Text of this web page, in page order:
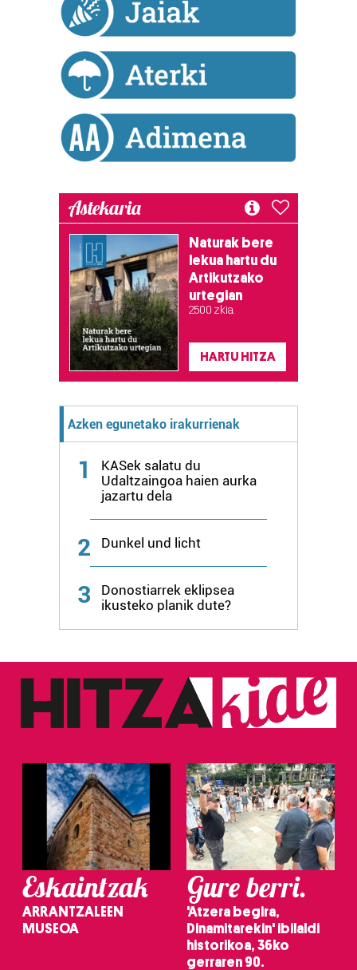
pertsonalizatuak eskaintzeko, iragarkiak eta edukia
neurtzeko, jendeari buruzko informazioa biltzeko eta
produktuak garatzeko. Zure datuak nork eta zertarako
erabiltzen dituen hauta dezakezu.
Bazkide batzuek ez dizute baimenik eskatzen, eta beren
interes komertzial legitimoetan babesten dira. Ikusi gure
bazkideen zerrenda, beren ustez zein helburutarako
dezakezun ikusteko.
buruzko informazio gehiago eta ezarri zure lehentasunak
datuen atalean. Edozein unetan alda edo ken dezakezu
zure baimena Cookieen adierazpenean.
Webgune honek cookie propioak eta hirugarrenen cookie-
fitxategiak erabiltzen ditu. Zure esperientzia eta
zerbitzuak hobetzeko asmoz, cookie teknologiaz
baliatzen gara. Ohar hau onartuz gero, teknologia hori
erabiltzeko baimen esplizitua ematen diguzu.Gehiago
Astekaria
Naturak bere
lekua hartu du
Artikutzako
urtegian
2.500 zkia.
HARTU HITZA
Azken egunetako irakurrienak
1
KASek salatu du
Udaltzaingoa haien aurka
jazartu dela
2 Dunkel und licht
3
Donostiarrek eklipsea
ikusteko planik dute?
Eskaintzak
ARRANTZALEEN
MUSEOA
Gure berri.
'Atzera begira,
Dinamitarekin' ibilaldi
historikoa, 36ko
gerraren 90.